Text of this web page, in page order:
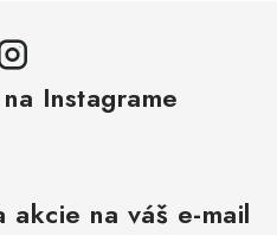
Instagrame
akcie na váš e-mail